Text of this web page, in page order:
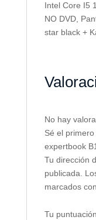
Intel Core I5
NO DVD,
star black +
No hay
Sé el
expertbook
Tu dirección
publicada.
marcados con
Tu puntuación